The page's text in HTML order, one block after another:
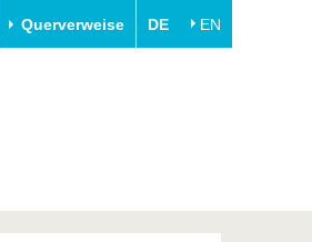
Querverweise DE EN